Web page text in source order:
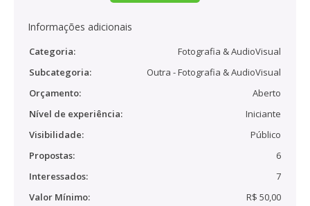
Informações adicionais
Categoria:
Fotografia & AudioVisual
Subcategoria:
Outra - Fotografia & AudioVisual
Orçamento:
Aberto
Nível de experiência:
Iniciante
Visibilidade:
Público
Propostas:
6
Interessados:
7
Valor Mínimo:
R$ 50,00